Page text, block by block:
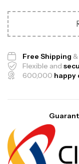
Free Shipping
Flexible and
600,000 happy